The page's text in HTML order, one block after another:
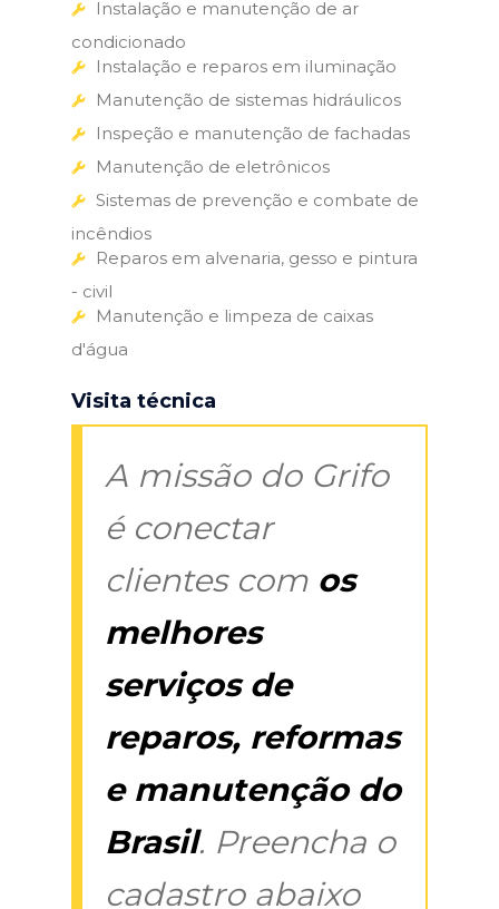
Instalação e manutenção de ar
condicionado
Instalação e reparos em iluminação
Manutenção de sistemas hidráulicos
Inspeção e manutenção de fachadas
Manutenção de eletrônicos
Sistemas de prevenção e combate de
incêndios
Reparos em alvenaria, gesso e pintura
- civil
Manutenção e limpeza de caixas
d'água
Visita técnica
A missão do Grifo
é conectar
clientes com os
melhores
serviços de
reparos, reformas
e manutenção do
Brasil. Preencha o
cadastro abaixo